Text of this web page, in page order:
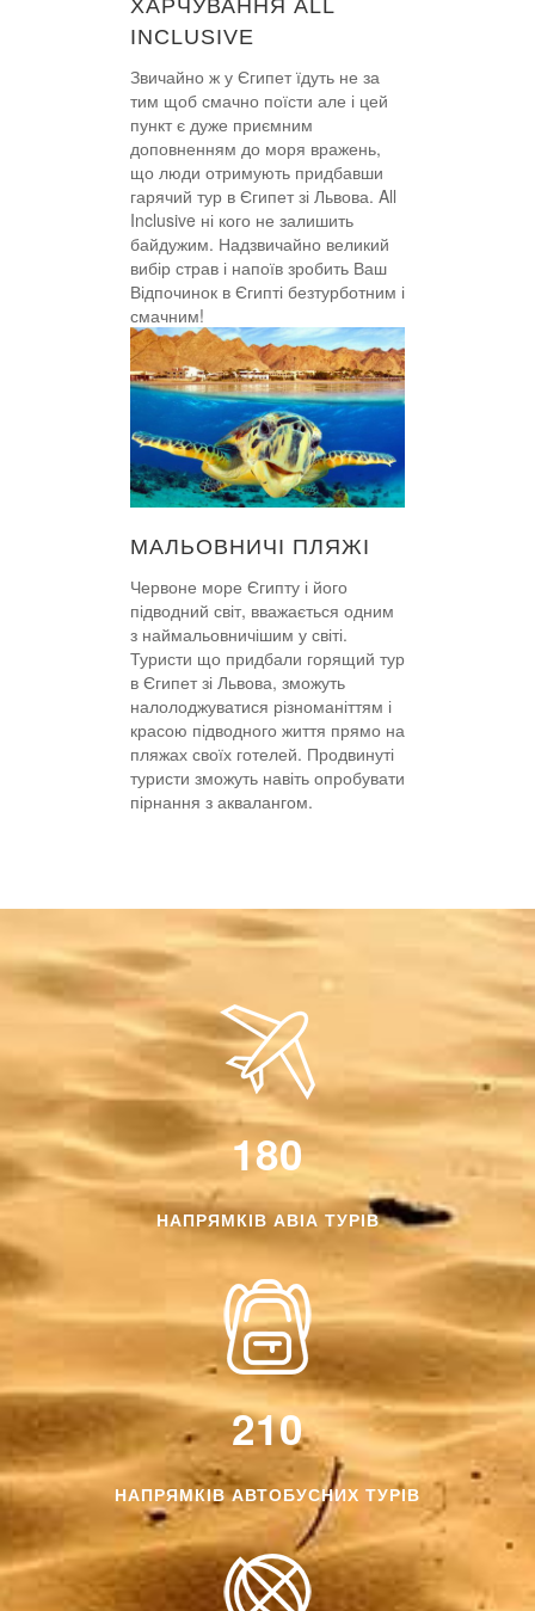
ХАРЧУВАННЯ ALL
INCLUSIVE
Звичайно ж у Єгипет їдуть не за
тим щоб смачно поїсти але і цей
пункт є дуже приємним
доповненням до моря вражень,
що люди отримують придбавши
гарячий тур в Єгипет зі Львова. All
Inclusive ні кого не залишить
байдужим. Надзвичайно великий
вибір страв і напоїв зробить Ваш
Відпочинок в Єгипті безтурботним і
смачним!
МАЛЬОВНИЧІ ПЛЯЖІ
Червоне море Єгипту і його
підводний світ, вважається одним
з наймальовничішим у світі.
Туристи що придбали горящий тур
в Єгипет зі Львова, зможуть
налолоджуватися різноманіттям і
красою підводного життя прямо на
пляжах своїх готелей. Продвинуті
туристи зможуть навіть опробувати
пірнання з аквалангом.
180
НАПРЯМКІВ АВІА ТУРІВ
210
НАПРЯМКІВ АВТОБУСНИХ ТУРІВ